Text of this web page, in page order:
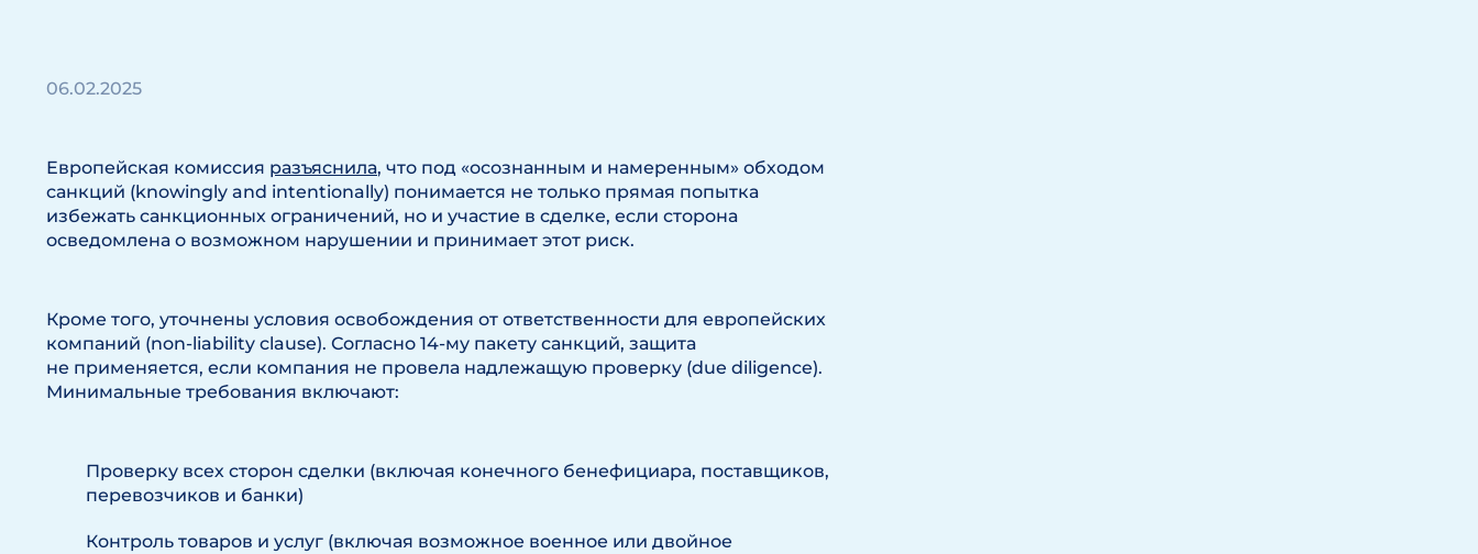
06.02.2025
Европейская комиссия разъяснила, что под «осознанным и намеренным» обходом
санкций (knowingly and intentionally) понимается не только прямая попытка
избежать санкционных ограничений, но и участие в сделке, если сторона
осведомлена о возможном нарушении и принимает этот риск.
Кроме того, уточнены условия освобождения от ответственности для европейских
компаний (non-liability clause). Согласно 14-му пакету санкций, защита
не применяется, если компания не провела надлежащую проверку (due diligence).
Минимальные требования включают:
Проверку всех сторон сделки (включая конечного бенефициара, поставщиков,
перевозчиков и банки)
Контроль товаров и услуг (включая возможное военное или двойное